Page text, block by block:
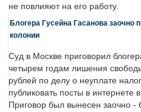
не повлияют на его работу.
Блогера Гусейна Гасанова заочно
колонии
Суд в Москве приговорил
четырем годам лишения
рублей по делу о неуплате
публиковать посты в интернете
Приговор был вынесен заочно -